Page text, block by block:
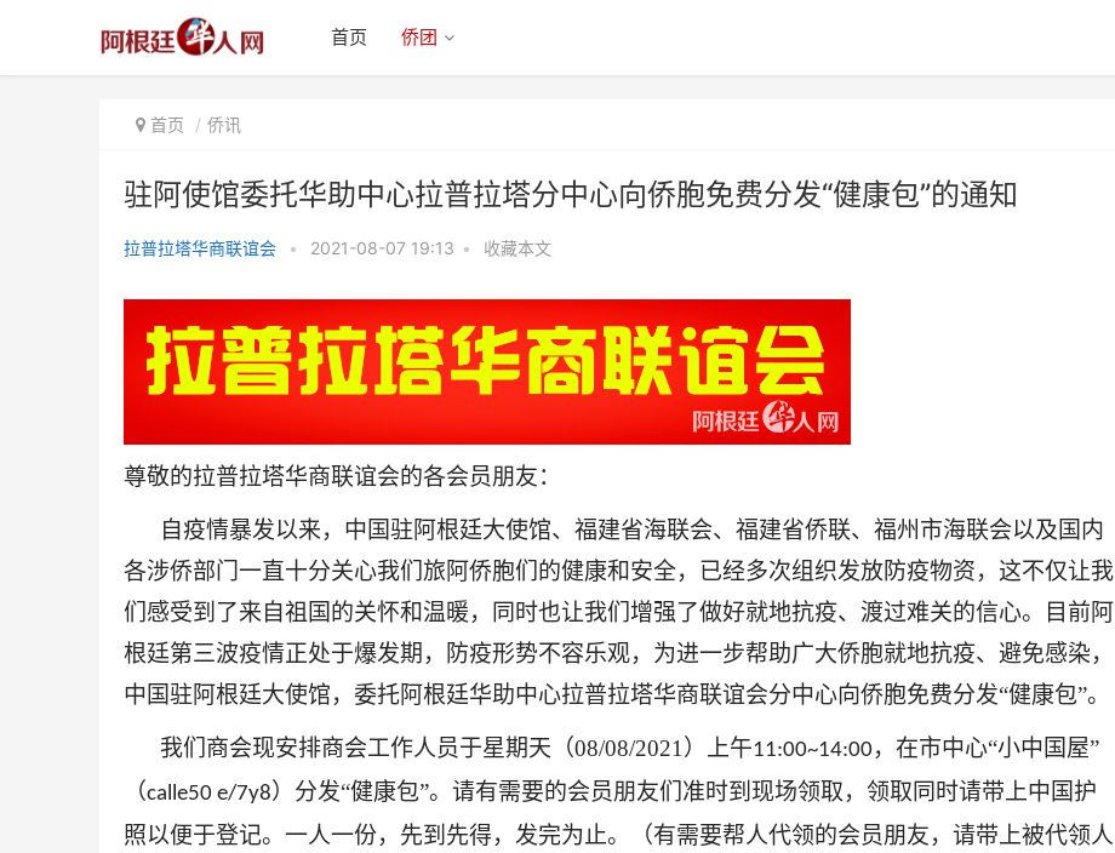
首页 侨团
首页 侨讯
驻阿使馆委托华助中心拉普拉塔分中心向侨胞免费分发“健康包”的通知
拉普拉塔华商联谊会 • 2021-08-07 19:13 • 收藏本文
尊敬的拉普拉塔华商联谊会的各会员朋友：
自疫情暴发以来，中国驻阿根廷大使馆、福建省海联会、福建省侨联、福州市海联会以及国内
各涉侨部门一直十分关心我们旅阿侨胞们的健康和安全，已经多次组织发放防疫物资，这不仅让我
们感受到了来自祖国的关怀和温暖，同时也让我们增强了做好就地抗疫、渡过难关的信心。目前阿
根廷第三波疫情正处于爆发期，防疫形势不容乐观，为进一步帮助广大侨胞就地抗疫、避免感染，
中国驻阿根廷大使馆，委托阿根廷华助中心拉普拉塔华商联谊会分中心向侨胞免费分发“健康包”。
我们商会现安排商会工作人员于星期天（08/08/2021 ）上午11:00~14:00，在市中心“小中国屋”
（calle50 e/7y8）分发“健康包”。请有需要的会员朋友们准时到现场领取，领取同时请带上中国护
照以便于登记。一人一份，先到先得，发完为止。（有需要帮人代领的会员朋友，请带上被代领人
中心向侨胞免费分发“健